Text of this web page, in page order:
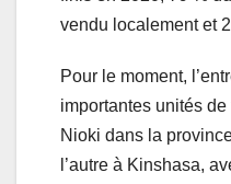
vendu localement et
Pour le moment,
importantes unités de
Nioki dans la
l’autre à Kinshasa,